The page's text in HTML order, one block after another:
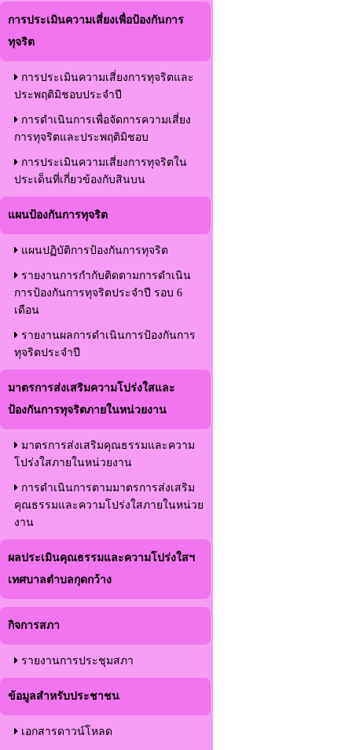
การประเมินความเสี่ยงเพื่อป้องกันการ
ทุจริต
การประเมินความเสี่ยงการทุจริตและ
ประพฤติมิชอบประจำปี
การดำเนินการเพื่อจัดการความเสี่ยง
การทุจริตและประพฤติมิชอบ
การประเมินความเสี่ยงการทุจริตใน
ประเด็นที่เกี่ยวข้องกับสินบน
แผนป้องกันการทุจริต
แผนปฏิบัติการป้องกันการทุจริต
รายงานการกำกับติดตามการดำเนิน
การป้องกันการทุจริตประจำปี รอบ 6
เดือน
รายงานผลการดำเนินการป้องกันการ
ทุจริตประจำปี
มาตรการส่งเสริมความโปร่งใสและ
ป้องกันการทุจริตภายในหน่วยงาน
มาตรการส่งเสริมคุณธรรมและความ
โปร่งใสภายในหน่วยงาน
การดำเนินการตามมาตรการส่งเสริม
คุณธรรมและความโปร่งใสภายในหน่วย
งาน
ผลประเมินคุณธรรมและความโปร่งใสฯ
เทศบาลตำบลกุดกว้าง
กิจการสภา
รายงานการประชุมสภา
ข้อมูลสำหรับประชาชน
เอกสารดาวน์โหลด